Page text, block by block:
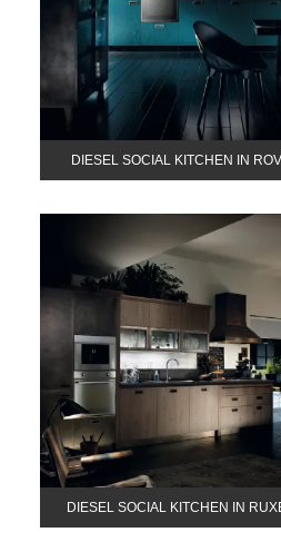
DIESEL SOCIAL KITCHEN IN
DIESEL SOCIAL KITCHEN IN